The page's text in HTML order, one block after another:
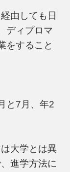
由しても日
ディプロマ
をすること
と7月、年2
大学とは異
進学方法に